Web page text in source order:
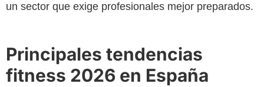
un sector que exige profesionales mejor preparados.
Principales tendencias
fitness 2026 en España